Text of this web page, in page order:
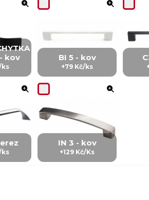
kov
ks
BI 5 - kov
+79 Kč/ks
ks
IN 3 - kov
+129 Kč/Ks